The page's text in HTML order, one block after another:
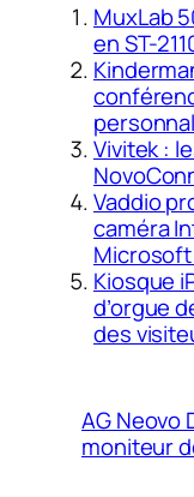
MuxLab
en ST-
Vivitek :
Vaddio
caméra
Kiosque
d’orgue
des
AG Neovo
moniteur